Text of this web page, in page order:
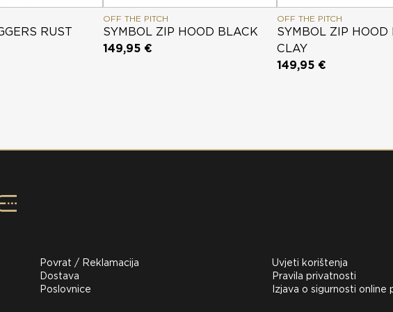
RUST
OFF THE PITCH
SYMBOL ZIP HOOD BLACK
149,95 €
OFF THE PITCH
SYMBOL ZIP HOOD
CLAY
149,95 €
Povrat / Reklamacija
Dostava
Poslovnice
Uvjeti korištenja
Pravila privatnosti
Izjava o sigurnosti online